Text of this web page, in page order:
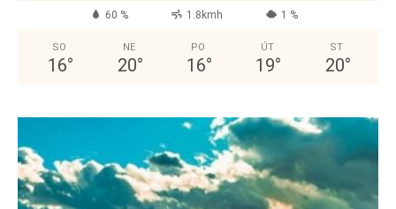
60 % 1.8kmh 1 %
SO
16°
NE
20°
PO
16°
ÚT
19°
ST
20°